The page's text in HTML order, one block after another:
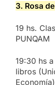
3. Rosa
19 hs.
PUNQAM
19:30 hs
libros